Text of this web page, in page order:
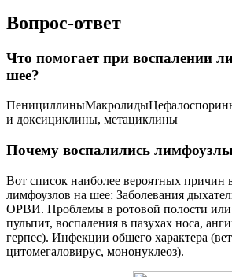
Вопрос-ответ
Что помогает при воспалении
шее?
и доксициклины, метациклины
Почему воспалились
Вот список наиболее вероятных причин
лимфоузлов на шее: Заболевания
ОРВИ. Проблемы в ротовой полости или
пульпит, воспаления в пазухах носа,
герпес). Инфекции общего характера
цитомегаловирус, мононуклеоз).